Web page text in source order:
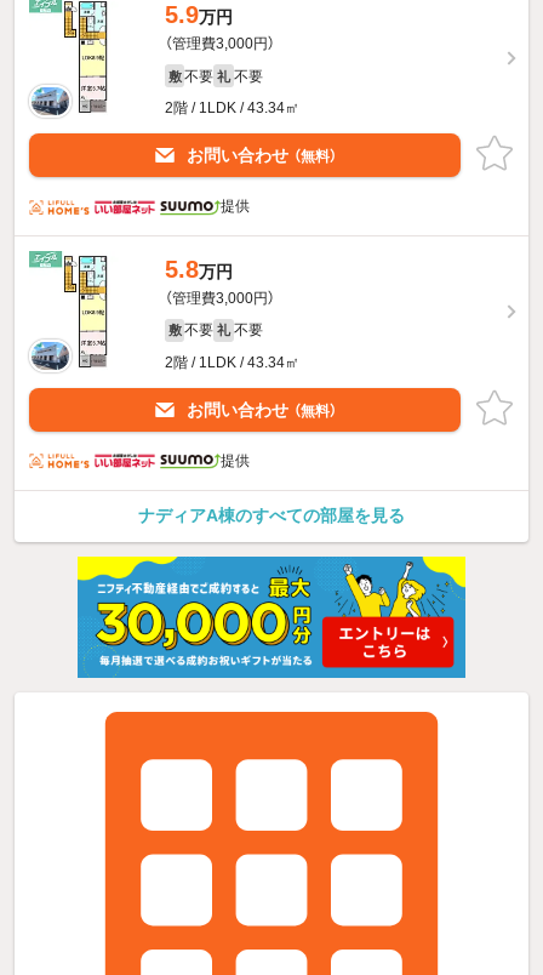
5.9万円
（管理費3,000円）
敷 不要 礼 不要
2階 / 1LDK / 43.34㎡
お問い合わせ （無料）
提供
5.8万円
（管理費3,000円）
敷 不要 礼 不要
2階 / 1LDK / 43.34㎡
お問い合わせ （無料）
提供
ナディアA棟のすべての部屋を見る